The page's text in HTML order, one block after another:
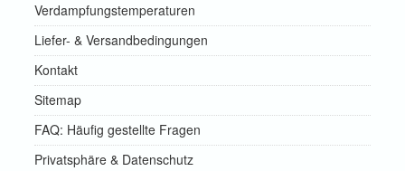
Verdampfungstemperaturen
Liefer- & Versandbedingungen
Kontakt
Sitemap
FAQ: Häufig gestellte Fragen
Privatsphäre & Datenschutz